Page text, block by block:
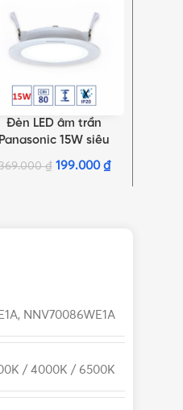
CHỌN TÙY CHỌN
Đèn LED âm trần
Panasonic 15W siêu
đơn sắc tròn | Neo
Slim Series
₫ 199.000 ₫
NNV70086WE1A
/ 4000K / 6500K